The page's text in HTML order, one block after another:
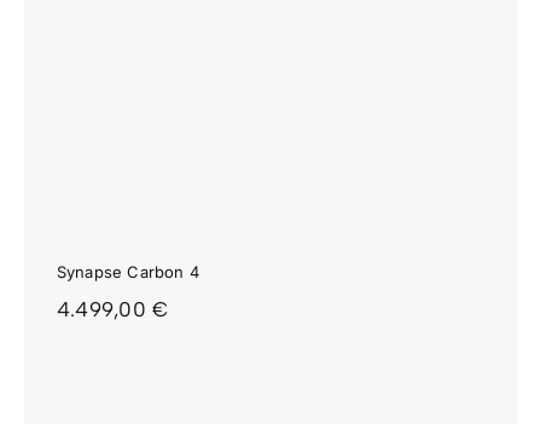
Synapse Carbon 4
4.499,00€